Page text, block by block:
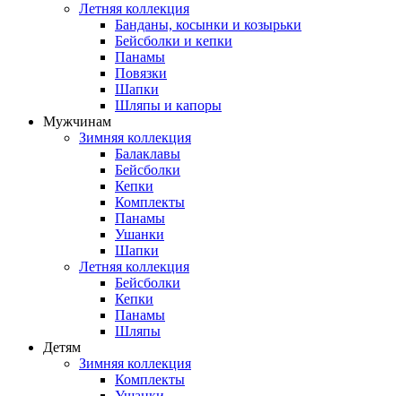
Летняя коллекция
Банданы, косынки и козырьки
Бейсболки и кепки
Панамы
Повязки
Шапки
Шляпы и капоры
Мужчинам
Зимняя коллекция
Балаклавы
Бейсболки
Кепки
Комплекты
Панамы
Ушанки
Шапки
Летняя коллекция
Бейсболки
Кепки
Панамы
Шляпы
Детям
Зимняя коллекция
Комплекты